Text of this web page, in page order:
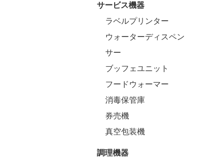
サービス機器
ラベルプリンター
ウォーターディスペン
サー
ブッフェユニット
フードウォーマー
消毒保管庫
券売機
真空包装機
調理機器